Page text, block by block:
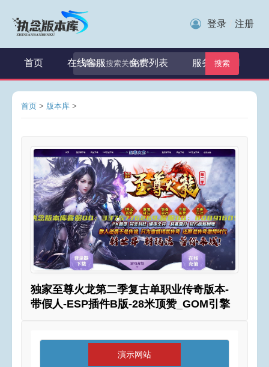
登录 注册
首页 在线客服 免费列表 服务器租用
搜索
首页 > 版本库 >
独家至尊火龙第二季复古单职业传奇版本-
带假人-ESP插件B版-28米顶赞_GOM引擎
演示网站